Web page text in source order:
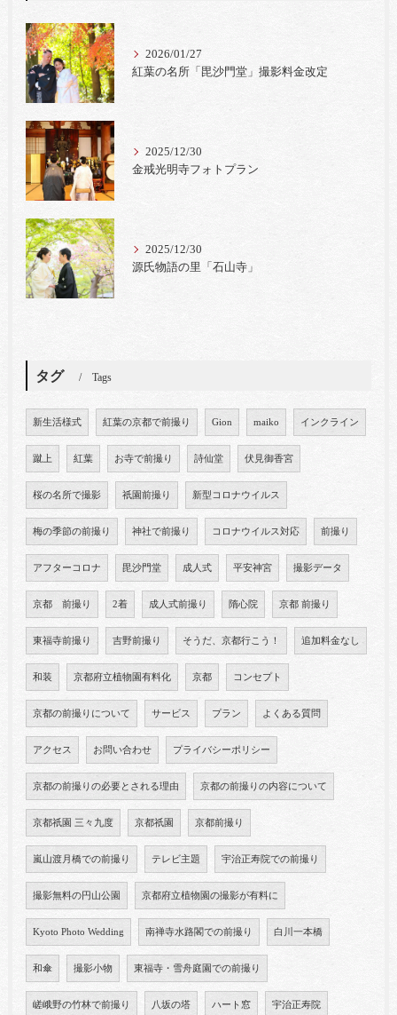
2026/01/27
紅葉の名所「毘沙門堂」撮影料金改定
2025/12/30
金戒光明寺フォトプラン
2025/12/30
源氏物語の里「石山寺」
タグ Tags
新生活様式 紅葉の京都で前撮り Gion maiko インクライン
蹴上 紅葉 お寺で前撮り 詩仙堂 伏見御香宮
桜の名所で撮影 祇園前撮り 新型コロナウイルス
梅の季節の前撮り 神社で前撮り コロナウイルス対応 前撮り
アフターコロナ 毘沙門堂 成人式 平安神宮 撮影データ
京都 前撮り 2着 成人式前撮り 隋心院 京都 前撮り
東福寺前撮り 吉野前撮り そうだ、京都行こう！ 追加料金なし
和装 京都府立植物園有料化 京都 コンセプト
京都の前撮りについて サービス プラン よくある質問
アクセス お問い合わせ プライバシーポリシー
京都の前撮りの必要とされる理由 京都の前撮りの内容について
京都祇園 三々九度 京都祇園 京都前撮り
嵐山渡月橋での前撮り テレビ主題 宇治正寿院での前撮り
撮影無料の円山公園 京都府立植物園の撮影が有料に
Kyoto Photo Wedding 南禅寺水路閣での前撮り 白川一本橋
和傘 撮影小物 東福寺・雪舟庭園での前撮り
嵯峨野の竹林で前撮り 八坂の塔 ハート窓 宇治正寿院